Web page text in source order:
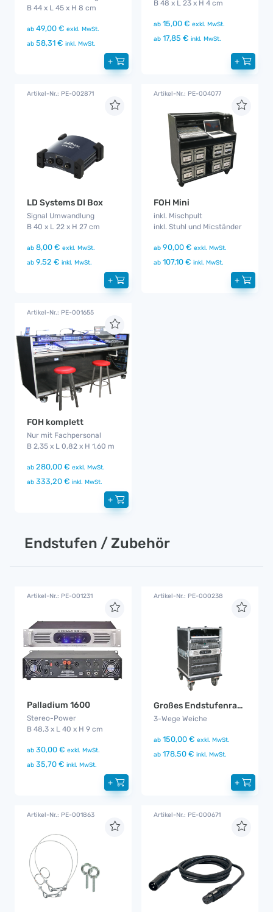
B 44 x L 45 x H 8 cm
ab 49,00 € exkl. MwSt.
ab 58,31 € inkl. MwSt.
+
B 48 x L 23 x H 4 cm
ab 15,00 € exkl. MwSt.
ab 17,85 € inkl. MwSt.
+
Artikel-Nr.: PE-002871
LD Systems DI Box
Signal Umwandlung
B 40 x L 22 x H 27 cm
ab 8,00 € exkl. MwSt.
ab 9,52 € inkl. MwSt.
+
Artikel-Nr.: PE-004077
FOH Mini
inkl. Mischpult
inkl. Stuhl und Micständer
ab 90,00 € exkl. MwSt.
ab 107,10 € inkl. MwSt.
+
Artikel-Nr.: PE-001655
FOH komplett
Nur mit Fachpersonal
B 2,35 x L 0,82 x H 1,60 m
ab 280,00 € exkl. MwSt.
ab 333,20 € inkl. MwSt.
+
Endstufen / Zubehör
Artikel-Nr.: PE-001231
Palladium 1600
Stereo-Power
B 48,3 x L 40 x H 9 cm
ab 30,00 € exkl. MwSt.
ab 35,70 € inkl. MwSt.
+
Artikel-Nr.: PE-000238
Großes Endstufenrack
3-Wege Weiche
ab 150,00 € exkl. MwSt.
ab 178,50 € inkl. MwSt.
+
Artikel-Nr.: PE-001863 Artikel-Nr.: PE-000671